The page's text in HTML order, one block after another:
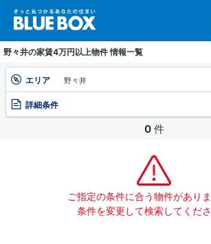
野々井の家賃4万円以上物件 情報一覧
エリア 野々井
詳細条件
0 件
ご指定の条件に合う物件がありま
条件を変更して検索してくださ